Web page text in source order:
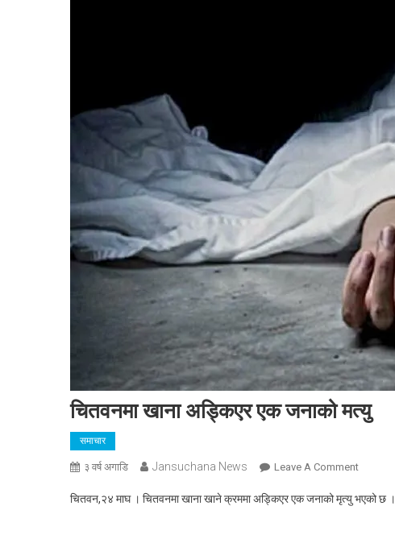
चितवनमा खाना अड्किएर एक जनाको मत्यु
समाचार
३ वर्ष अगाडि Jansuchana News Leave A CommentOn
खाना
चितवन,२४ माघ । चितवनमा खाना खाने क्रममा अड्किएर एक जनाको मृत्यु भएको छ ।